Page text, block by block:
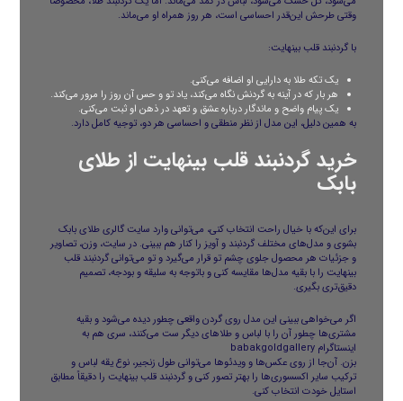
وقتی طرحش این‌قدر احساسی است، هر روز همراه او می‌ماند.
با گردنبند قلب بینهایت:
یک تکه طلا به دارایی او اضافه می‌کنی.
هر بار که در آینه به گردنش نگاه می‌کند، یاد تو و حس آن روز را مرور می‌کند.
یک پیام واضح و ماندگار درباره عشق و تعهد در ذهن او ثبت می‌کنی.
به همین دلیل، این مدل از نظر منطقی و احساسی هر دو، توجیه کامل دارد.
خرید گردنبند قلب بینهایت از طلای
بابک
برای این‌که با خیال راحت انتخاب کنی، می‌توانی وارد سایتگالری طلای بابک
بشوی و مدل‌های مختلف گردنبند و آویز را کنار هم ببینی. در سایت، وزن، تصاویر
و جزئیات هر محصول جلوی چشم تو قرار می‌گیرد و تو می‌توانی گردنبند قلب
بینهایت را با بقیه مدل‌ها مقایسه کنی و باتوجه به سلیقه و بودجه، تصمیم
دقیق‌تری بگیری.
اگر می‌خواهی ببینی این مدل روی گردن واقعی چطور دیده می‌شود و بقیه
مشتری‌ها چطور آن را با لباس و طلاهای دیگر ست می‌کنند، سری هم به
اینستاگرامbabakgoldgallery
بزن. آن‌جا از روی عکس‌ها و ویدئوها می‌توانی طول زنجیر، نوع یقه لباس و
ترکیب سایر اکسسوری‌ها را بهتر تصور کنی و گردنبند قلب بینهایت را دقیقاً مطابق
استایل خودت انتخاب کنی.